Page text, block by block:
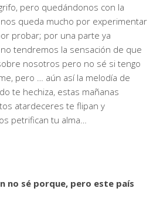
pero quedándonos con la
queda mucho por experimentar
probar; por una parte ya
tendremos la sensación de que
nosotros pero no sé si tengo
pero … aún así la melodía de
te hechiza, estas mañanas
atardeceres te flipan y
petrifican tu alma…
no sé porque, pero este país